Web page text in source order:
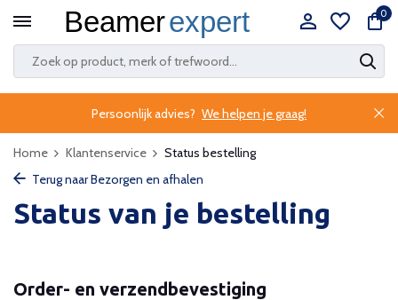
0
Persoonlijk advies? We helpen je graag!
Home Klantenservice
Status bestelling
Terug naar Bezorgen en afhalen
Status van je bestelling
Order- en verzendbevestiging